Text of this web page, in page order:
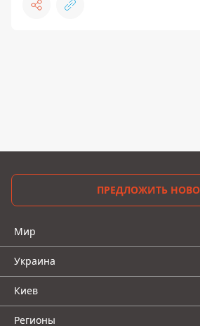
ПРЕДЛОЖИТЬ
Мир
Украина
Киев
Регионы